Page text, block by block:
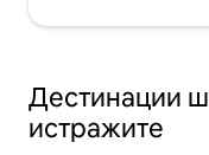
Дестинации
истражите